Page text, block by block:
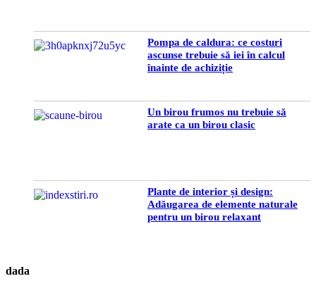
Pompa de caldura: ce costuri
ascunse trebuie să iei în calcul
înainte de achiziție
Un birou frumos nu trebuie să
arate ca un birou clasic
Plante de interior și design:
Adăugarea de elemente naturale
pentru un birou relaxant
dada